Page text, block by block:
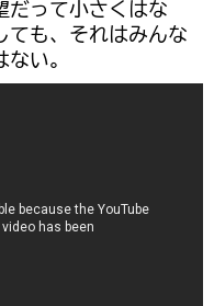
だって小さくはな
ても、それはみんな
い。